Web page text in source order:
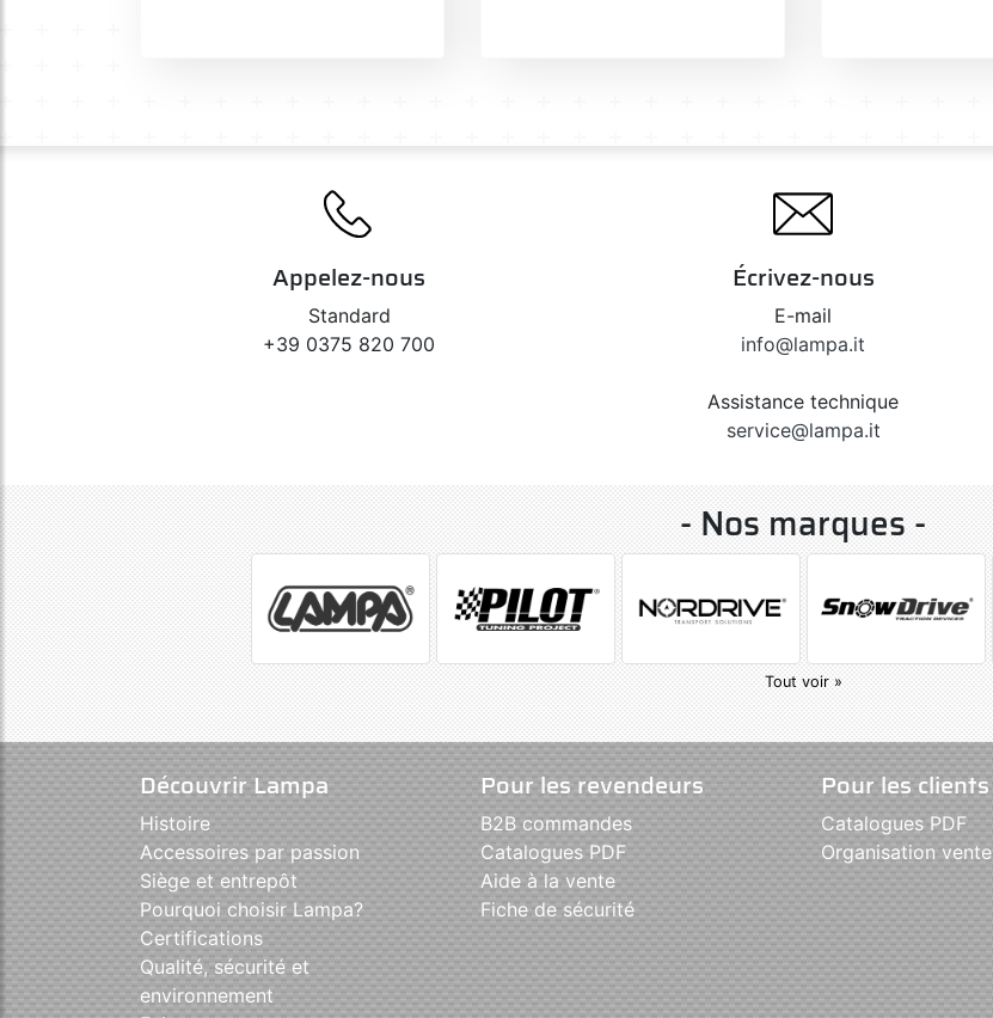
Appelez-nous
Standard
+39 0375 820 700
Écrivez-nous
E-mail
info@lampa.it
Assistance technique
service@lampa.it
- Nos marques -
Tout voir »
Découvrir Lampa
Histoire
Accessoires par passion
Siège et entrepôt
Pourquoi choisir Lampa?
Certifications
Qualité, sécurité et
environnement
Pour les revendeurs
B2B commandes
Catalogues PDF
Aide à la vente
Fiche de sécurité
Pour les clients
Catalogues PDF
Organisation vente